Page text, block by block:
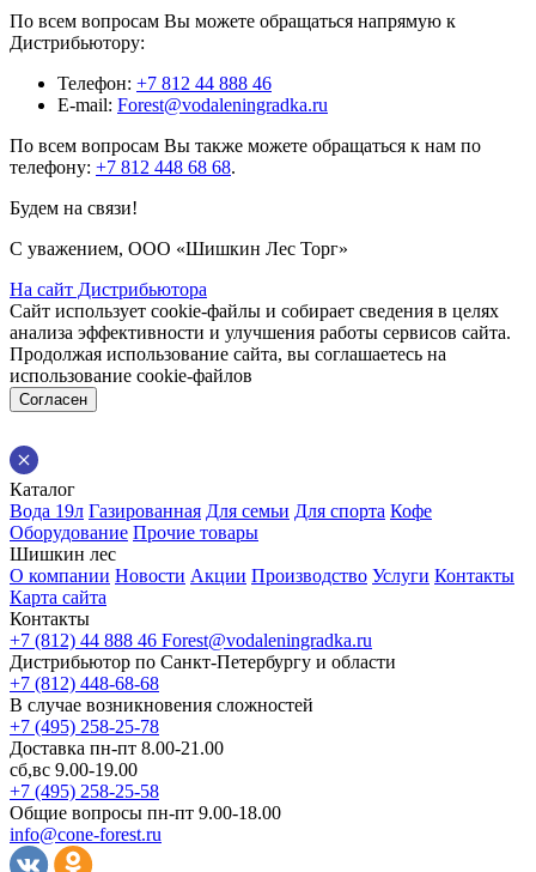
По всем вопросам Вы можете обращаться напрямую к
Дистрибьютору:
Телефон: +7 812 44 888 46
E-mail: Forest@vodaleningradka.ru
По всем вопросам Вы также можете обращаться к нам по
телефону: +7 812 448 68 68.
Будем на связи!
С уважением, ООО «Шишкин Лес Торг»
На сайт Дистрибьютора
Сайт использует cookie-файлы и собирает сведения в целях
анализа эффективности и улучшения работы сервисов сайта.
Продолжая использование сайта, вы соглашаетесь на
использование cookie-файлов
Согласен
Каталог
Вода 19л Газированная Для семьи Для спорта Кофе
Оборудование Прочие товары
Шишкин лес
О компании Новости Акции Производство Услуги Контакты
Карта сайта
Контакты
+7 (812) 44 888 46 Forest@vodaleningradka.ru
Дистрибьютор по Санкт-Петербургу и области
+7 (812) 448-68-68
В случае возникновения сложностей
+7 (495) 258-25-78
Доставка пн-пт 8.00-21.00
сб,вс 9.00-19.00
+7 (495) 258-25-58
Общие вопросы пн-пт 9.00-18.00
info@cone-forest.ru